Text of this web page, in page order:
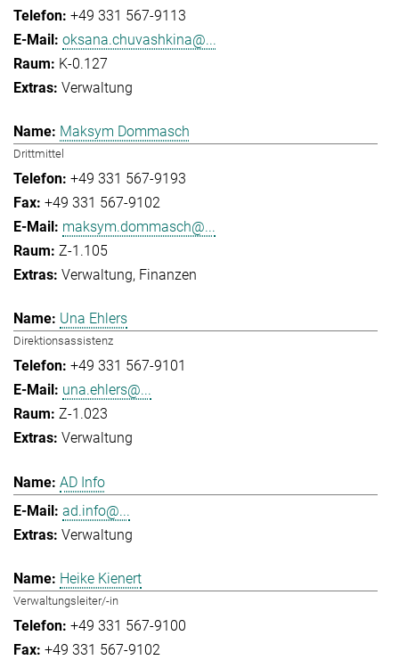
+49 331 567-9113
oksana.chuvashkina@...
K-0.127
Verwaltung
Maksym Dommasch
Drittmittel
+49 331 567-9193
+49 331 567-9102
maksym.dommasch@...
Z-1.105
Verwaltung Finanzen
Una Ehlers
Direktionsassistenz
+49 331 567-9101
una.ehlers@...
Z-1.023
Verwaltung
AD Info
ad.info@...
Verwaltung
Heike Kienert
Verwaltungsleiter/-in
+49 331 567-9100
+49 331 567-9102